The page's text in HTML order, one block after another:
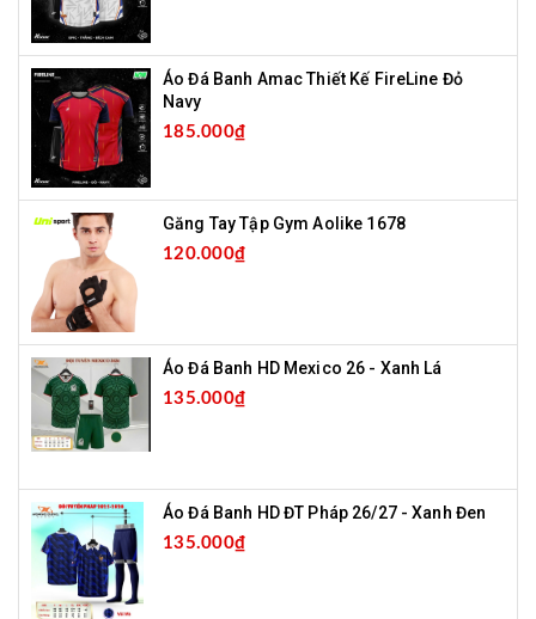
Áo Đá Banh Amac Thiết Kế FireLine Đỏ
Navy
185.000₫
Găng Tay Tập Gym Aolike 1678
120.000₫
Áo Đá Banh HD Mexico 26 - Xanh Lá
135.000₫
Áo Đá Banh HD ĐT Pháp 26/27 - Xanh Đen
135.000₫